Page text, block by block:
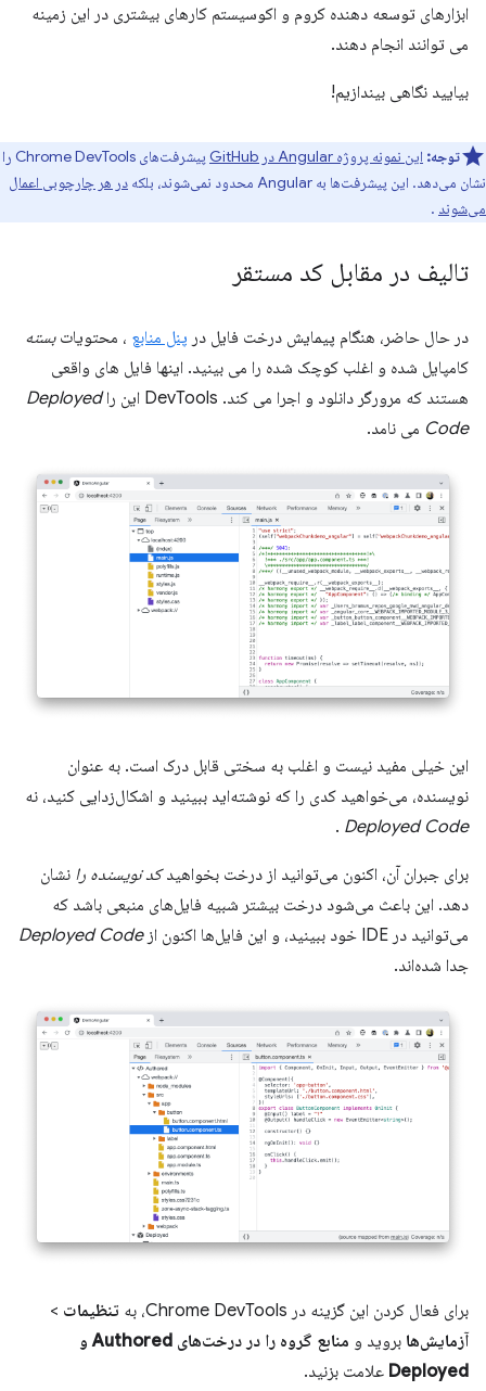
ابزارهای توسعه دهنده کروم و اکوسیستم کارهای بیشتری در این زمینه
می توانند انجام دهند.
بیایید نگاهی بیندازیم!
توجه: این نمونه پروژه Angular در GitHub
پیشرفت‌های Chrome DevTools را
نشان می‌دهد. این پیشرفت‌ها به Angular محدود نمی‌شوند، بلکه
در هر چارچوبی اعمال
می‌شوند .
تالیف در مقابل کد مستقر
در حال حاضر، هنگام پیمایش درخت فایل در پنل منابع ، محتویاتبسته
کامپایل شده و اغلب کوچک شده را می بینید. اینها فایل های واقعی
هستند که مرورگر دانلود و اجرا می کند. DevTools این را
Deployed
Code می نامد.
این خیلی مفید نیست و اغلب به سختی قابل درک است. به عنوان
نویسنده، می‌خواهید کدی را که نوشته‌اید ببینید و اشکال‌زدایی کنید، نه
Deployed Code
.
برای جبران آن، اکنون می‌توانید از درخت بخواهیدکد نویسنده را نشان
دهد. این باعث می‌شود درخت بیشتر شبیه فایل‌های منبعی باشد که
می‌توانید در IDE خود ببینید، و این فایل‌ها اکنون از
Deployed Code
جدا شده‌اند.
برای فعال کردن این گزینه در Chrome DevTools، به تنظیمات >
آزمایش‌ها بروید و
منابع گروه را در درخت‌های Authored و
Deployed علامت بزنید.